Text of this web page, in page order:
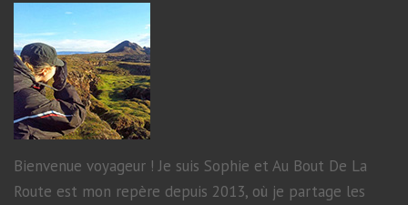
Bienvenue voyageur ! Je suis Sophie et Au Bout De La
Route est mon repère depuis 2013, où je partage les